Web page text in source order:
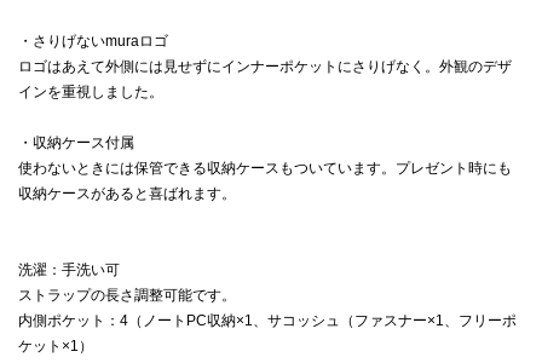
・さりげないmuraロゴ
ロゴはあえて外側には見せずにインナーポケットにさりげなく。外観のデザ
インを重視しました。
・収納ケース付属
使わないときには保管できる収納ケースもついています。プレゼント時にも
収納ケースがあると喜ばれます。
洗濯：手洗い可
ストラップの長さ調整可能です。
内側ポケット：4（ノートPC収納×1、サコッシュ（ファスナー×1、フリーポ
ケット×1）